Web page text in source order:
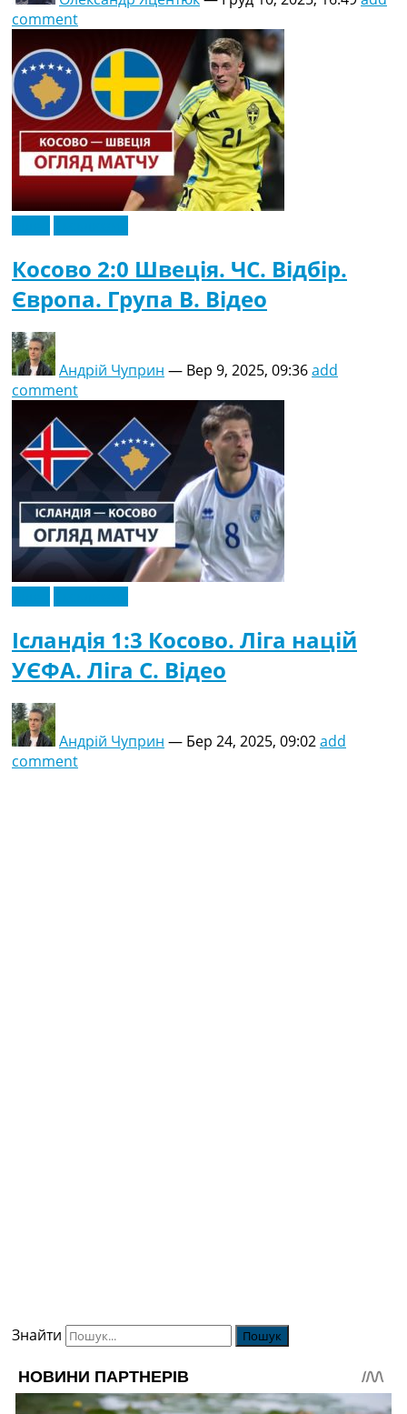
comment
Косово 2:0 Швеція. ЧC. Відбір.
Європа. Група B. Відео
Андрій Чуприн — Вер 9, 2025, 09:36add
comment
Ісландія 1:3 Косово. Ліга націй
УЄФА. Ліга C. Відео
Андрій Чуприн — Бер 24, 2025, 09:02add
comment
Знайти